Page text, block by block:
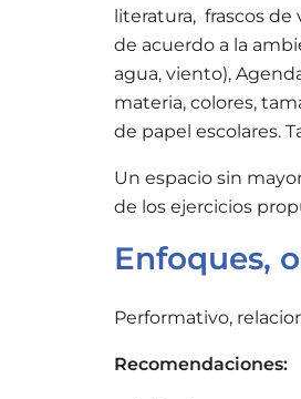
literatura, frascos
de acuerdo a la
agua, viento),
materia, colores,
de papel escolares.
Un espacio sin
de los ejercicios
Enfoques,
Performativo,
Recomendaciones: